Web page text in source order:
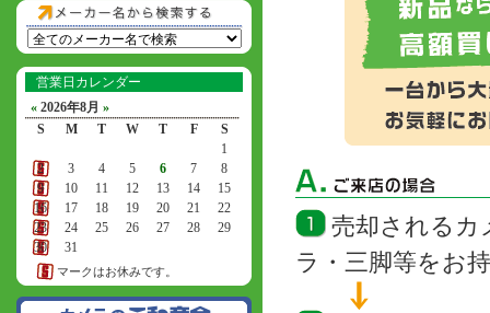
営業日カレンダー
« 2026年8月 »
S
M T W T F
S
1
2
3 4 5 6 7
8
9
10 11 12 13 14
15
16
17 18 19 20 21
22
23
24 25 26 27 28
29
30
31
マークはお休みです。
売却されるカ
ラ・三脚等をお